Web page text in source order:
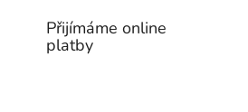
Přijímáme online
platby